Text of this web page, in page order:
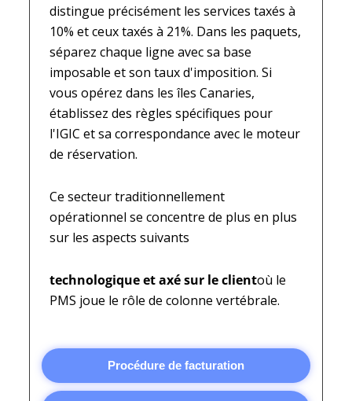
Procédure de facturation
distingue précisément les services taxés à
10% et ceux taxés à 21%. Dans les paquets,
séparez chaque ligne avec sa base
imposable et son taux d'imposition. Si
vous opérez dans les îles Canaries,
établissez des règles spécifiques pour
l'IGIC et sa correspondance avec le moteur
de réservation.
Ce secteur traditionnellement
opérationnel se concentre de plus en plus
sur les aspects suivants
technologique et axé sur le clientoù le
PMS joue le rôle de colonne vertébrale.